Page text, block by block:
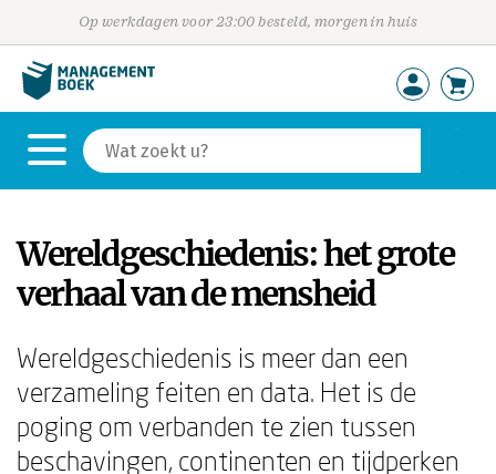
Op werkdagen voor 23:00 besteld, morgen in huis
Wereldgeschiedenis: het grote
verhaal van de mensheid
Wereldgeschiedenis is meer dan een
verzameling feiten en data. Het is de
poging om verbanden te zien tussen
beschavingen, continenten en tijdperken